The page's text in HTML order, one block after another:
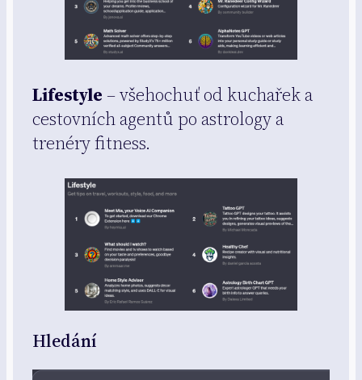
Lifestyle – všehochuť od kuchařek a
cestovních agentů po astrology a
trenéry fitness.
Hledání